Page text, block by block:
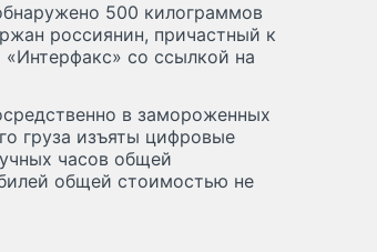
500 килограммов
россиянин, причастный к
со ссылкой на
в замороженных
груза изъяты цифровые
часов общей
общей стоимостью не